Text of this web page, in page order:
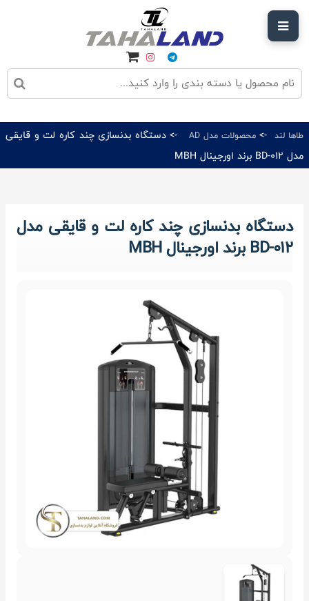
طاها لند->محصولات مدل AD
-> دستگاه بدنسازی چند کاره لت و قایقی
مدل BD-012 برند اورجینال MBH
دستگاه بدنسازی چند کاره لت و قایقی مدل
BD-012 برند اورجینال MBH